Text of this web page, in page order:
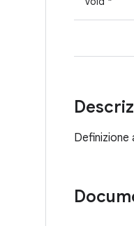
Definizione